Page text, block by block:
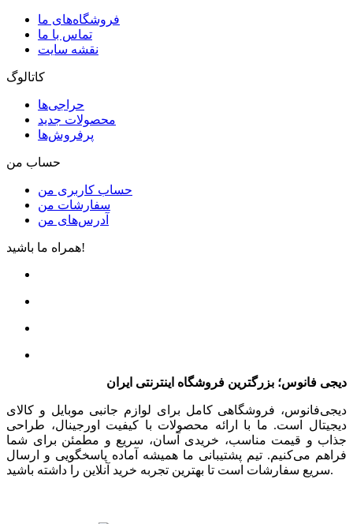
فروشگاه‌های ما
تماس با ما
نقشه سایت
کاتالوگ
حراجی‌ها
محصولات جدید
پرفروش‌ها
حساب من
حساب کاربری من
سفارشات من
آدرس‌های من
همراه ما باشید!
دیجی فانوس؛ بزرگترین فروشگاه اینترنتی ایران
دیجی‌فانوس، فروشگاهی کامل برای لوازم جانبی موبایل و کالای
دیجیتال است. ما با ارائه محصولات با کیفیت اورجینال، طراحی
جذاب و قیمت مناسب، خریدی آسان، سریع و مطمئن برای شما
فراهم می‌کنیم. تیم پشتیبانی ما همیشه آماده پاسخگویی و ارسال
سریع سفارشات است تا بهترین تجربه خرید آنلاین را داشته باشید.